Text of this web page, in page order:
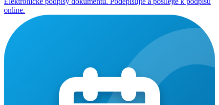
online.